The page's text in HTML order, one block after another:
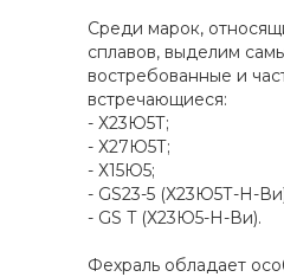
Среди марок,
сплавов, выделим
востребованные и
встречающиеся:
- Х23Ю5Т;
- Х27Ю5Т;
- Х15Ю5;
- GS23-5 (Х23Ю5Т-Н-
- GS T (Х23Ю5-Н-Ви).
Фехраль обладает